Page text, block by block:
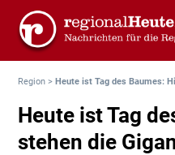
Region >Heute ist Tag des Baumes:
Heute ist Tag
stehen die